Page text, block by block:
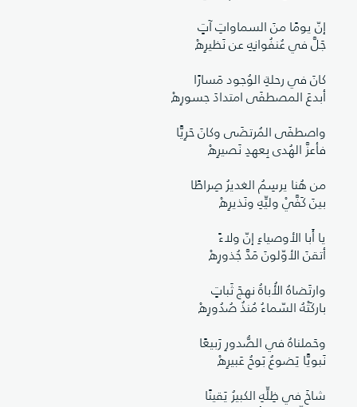
إنّ يومًا منَ السماواتِ آتٍ
جَلَّ في عُنفُوانِهِ عن نَظيرِهْ
كانَ في رحلةِ الوُجود مَسارًا
أبدعَ المصطفَى امتدادَ جسورِهْ
واصطفَى المُرتضَى وكانَ حَرِيًّا
فأعزَّ الهُدى بِعهدِ نَصيرِهْ
من هُنا يرسِمُ الغديرُ صِراطًا
بينَ كَفَّيْ وليِّهِ ونَذيرِهْ
يا أَبا الأوصياءِ إنّ ولاءً
أتقنَ الأوّلونَ مَدَّ جُذورِهْ
وارتَضاهُ الأُباةُ نهجَ ثَباتٍ
باركَتْهُ السّماءُ مُنذُ صُدُورِهْ
وحَملناهُ في الصُّدورِ رَبيعًا
نَبويًّا يَضوعُ بَوحُ عَبيرِهْ
شاخَ في ظِلِّهِ الكبيرُ يَقينًا